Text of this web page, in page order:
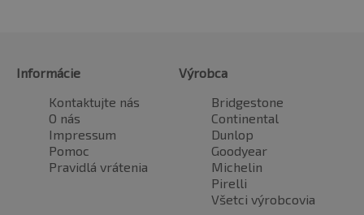
Informácie
Kontaktujte nás
O nás
Impressum
Pomoc
Pravidlá vrátenia
Výrobca
Bridgestone
Continental
Dunlop
Goodyear
Michelin
Pirelli
Všetci výrobcovia